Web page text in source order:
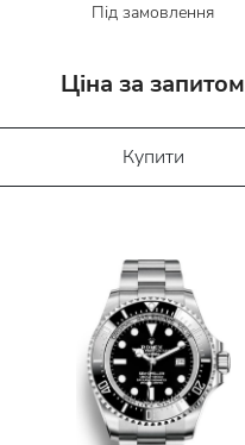
Під замовлення
Ціна за запитом
Купити